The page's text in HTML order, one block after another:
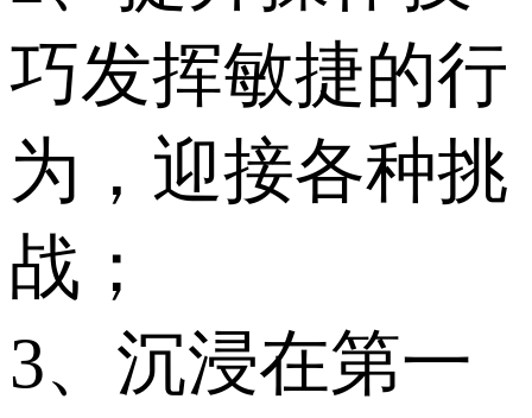
巧发挥敏捷的行
为，迎接各种挑
战；
3、沉浸在第一